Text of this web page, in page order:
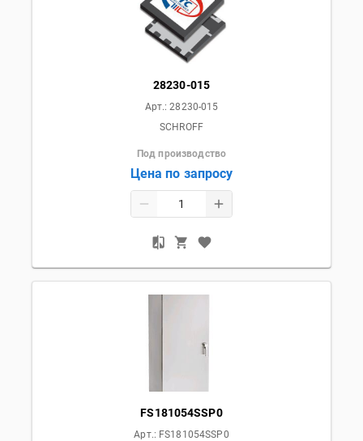
28230-015
Арт.:28230-015
SCHROFF
Под производство
Цена по запросу
FS181054SSP0
Арт.: FS181054SSP0